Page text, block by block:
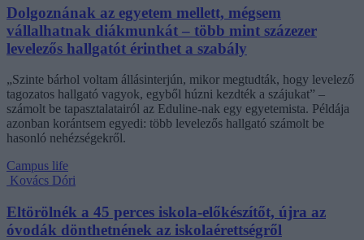
Dolgoznának az egyetem mellett, mégsem
vállalhatnak diákmunkát – több mint százezer
levelezős hallgatót érinthet a szabály
„Szinte bárhol voltam állásinterjún, mikor megtudták, hogy levelező
tagozatos hallgató vagyok, egyből húzni kezdték a szájukat” –
számolt be tapasztalatairól az Eduline-nak egy egyetemista. Példája
azonban korántsem egyedi: több levelezős hallgató számolt be
hasonló nehézségekről.
Campus life
Kovács Dóri
Eltörölnék a 45 perces iskola-előkészítőt, újra az
óvodák dönthetnének az iskolaérettségről